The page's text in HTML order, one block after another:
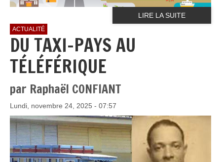
LIRE LA SUITE
ACTUALITÉ
DU TAXI-PAYS AU
TÉLÉFÉRIQUE
par Raphaël CONFIANT
Lundi, novembre 24, 2025 - 07:57